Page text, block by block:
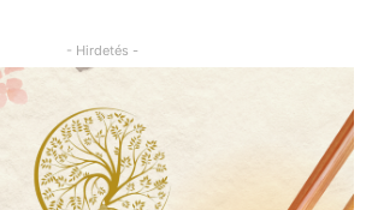
- Hirdetés -